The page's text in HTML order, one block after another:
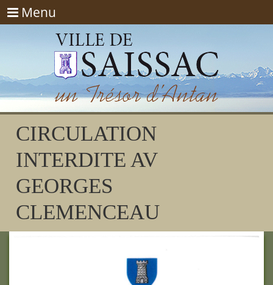
Menu
Menu
CIRCULATION
INTERDITE AV
GEORGES
CLEMENCEAU